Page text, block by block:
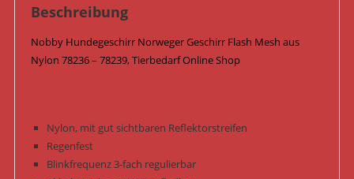
MengeBeschreibung
Nobby Hundegeschirr Norweger Geschirr Flash Mesh aus
Nylon 78236 – 78239, Tierbedarf Online Shop
Nylon, mit gut sichtbaren Reflektorstreifen
Regenfest
Blinkfrequenz 3-fach regulierbar